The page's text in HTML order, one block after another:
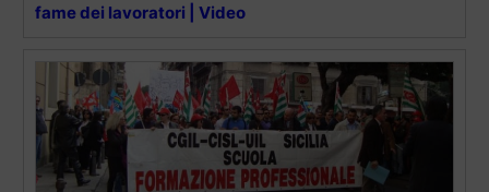
fame dei lavoratori | Video